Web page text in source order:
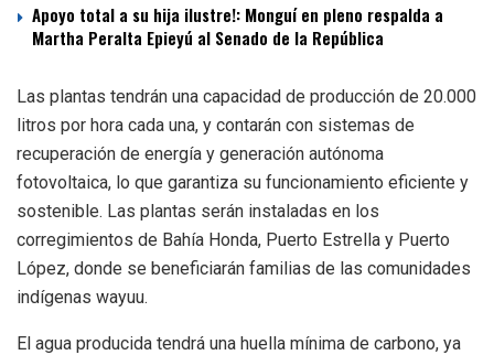
Apoyo total a su hija ilustre!: Monguí en pleno respalda a
Martha Peralta Epieyú al Senado de la República
Las plantas tendrán una capacidad de producción de 20.000
litros por hora cada una, y contarán con sistemas de
recuperación de energía y generación autónoma
fotovoltaica, lo que garantiza su funcionamiento eficiente y
sostenible. Las plantas serán instaladas en los
corregimientos de Bahía Honda, Puerto Estrella y Puerto
López, donde se beneficiarán familias de las comunidades
indígenas wayuu.
El agua producida tendrá una huella mínima de carbono, ya